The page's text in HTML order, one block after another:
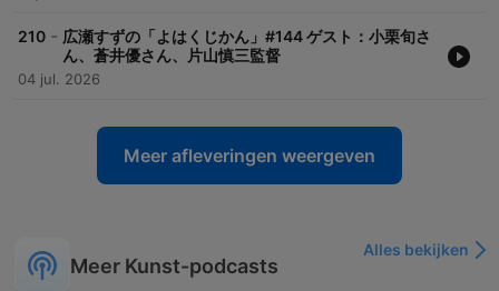
210 - 広瀬すずの「よはくじかん」#144 ゲスト：小栗旬さ
ん、蒼井優さん、片山慎三監督
04 jul. 2026
Meer afleveringen weergeven
Meer Kunst-podcasts
Alles bekijken